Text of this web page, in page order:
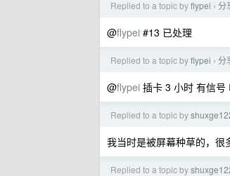
Replied to a topic byflypei › 分
@flypei #13 已处理
Replied to a topic byflypei › 分
@flypei 插卡 3 小时 有信号
Replied to a topic by
我当时是被屏幕种草的，很
Replied to a topic by